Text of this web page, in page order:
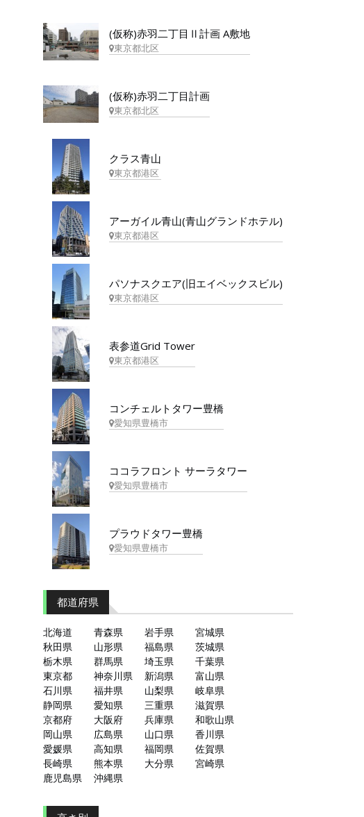
(仮称)赤羽二丁目Ⅱ計画 A敷地
東京都北区
(仮称)赤羽二丁目計画
東京都北区
クラス青山
東京都港区
アーガイル青山(青山グランドホテル)
東京都港区
パソナスクエア(旧エイベックスビル)
東京都港区
表参道Grid Tower
東京都港区
コンチェルトタワー豊橋
愛知県豊橋市
ココラフロント サーラタワー
愛知県豊橋市
プラウドタワー豊橋
愛知県豊橋市
都道府県
北海道 青森県 岩手県
宮城県
秋田県
山形県 福島県
茨城県
栃木県
群馬県 埼玉県
千葉県
東京都
神奈川県 新潟県
富山県
石川県
福井県 山梨県
岐阜県
静岡県
愛知県 三重県
滋賀県
京都府
大阪府 兵庫県
和歌山県
岡山県
広島県 山口県
香川県
愛媛県
高知県 福岡県
佐賀県
長崎県
熊本県 大分県
宮崎県
鹿児島県
沖縄県